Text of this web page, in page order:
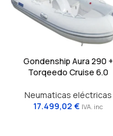
Gondenship Aura 290 +
Torqeedo Cruise 6.0
Neumaticas eléctricas
17.499,02 € IVA. inc